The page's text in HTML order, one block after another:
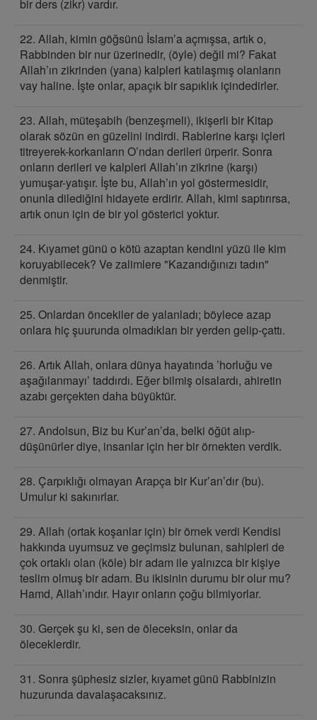
bir ders (zikr) vardır.
22. Allah, kimin göğsünü İslam’a açmışsa, artık o,
Rabbinden bir nur üzerinedir, (öyle) değil mi? Fakat
Allah’ın zikrinden (yana) kalpleri katılaşmış olanların
vay haline. İşte onlar, apaçık bir sapıklık içindedirler.
23. Allah, müteşabih (benzeşmeli), ikişerli bir Kitap
olarak sözün en güzelini indirdi. Rablerine karşı içleri
titreyerek-korkanların O’ndan derileri ürperir. Sonra
onların derileri ve kalpleri Allah’ın zikrine (karşı)
yumuşar-yatışır. İşte bu, Allah’ın yol göstermesidir,
onunla dilediğini hidayete erdirir. Allah, kimi saptırırsa,
artık onun için de bir yol gösterici yoktur.
24. Kıyamet günü o kötü azaptan kendini yüzü ile kim
koruyabilecek? Ve zalimlere "Kazandığınızı tadın"
denmiştir.
25. Onlardan öncekiler de yalanladı; böylece azap
onlara hiç şuurunda olmadıkları bir yerden gelip-çattı.
26. Artık Allah, onlara dünya hayatında ’horluğu ve
aşağılanmayı’ taddırdı. Eğer bilmiş olsalardı, ahiretin
azabı gerçekten daha büyüktür.
27. Andolsun, Biz bu Kur’an’da, belki öğüt alıp-
düşünürler diye, insanlar için her bir örnekten verdik.
28. Çarpıklığı olmayan Arapça bir Kur’an’dır (bu).
Umulur ki sakınırlar.
29. Allah (ortak koşanlar için) bir örnek verdi Kendisi
hakkında uyumsuz ve geçimsiz bulunan, sahipleri de
çok ortaklı olan (köle) bir adam ile yalnızca bir kişiye
teslim olmuş bir adam. Bu ikisinin durumu bir olur mu?
Hamd, Allah’ındır. Hayır onların çoğu bilmiyorlar.
30. Gerçek şu ki, sen de öleceksin, onlar da
öleceklerdir.
31. Sonra şüphesiz sizler, kıyamet günü Rabbinizin
huzurunda davalaşacaksınız.